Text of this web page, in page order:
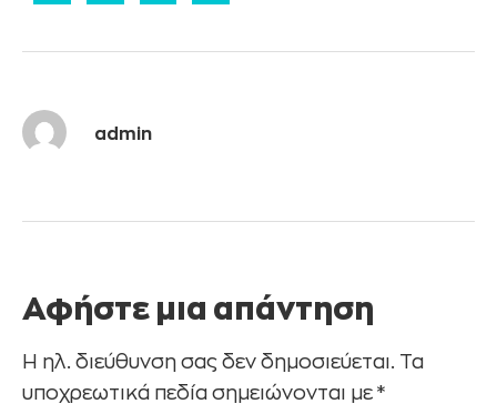
admin
Αφήστε μια απάντηση
Η ηλ. διεύθυνση σας δεν δημοσιεύεται. Τα
υποχρεωτικά πεδία σημειώνονται με *